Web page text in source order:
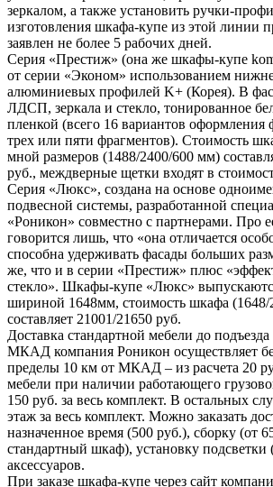
зеркалом, а также установить ручки-
изготовления шкафа-купе из этой линии
заявлен не более 5 рабочих дней.
Серия «Престиж» (она же шкафы-купе
от серии «Эконом» использованием
алюминиевых профилей K+ (Корея). В
ЛДСП, зеркала и стекло, тонированное
пленкой (всего 16 вариантов оформления
трех или пяти фрагментов). Стоимость
мной размеров (1488/2400/600 мм)
руб., междверные щетки входят в
Серия «Люкс», создана на основе
подвесной системы, разработанной
«Роникон» совместно с партнерами. Про
говорится лишь, что «она отличается
способна удерживать фасады больших
же, что и в серии «Престиж» плюс
стекло». Шкафы-купе «Люкс»
шириной 1648мм, стоимость шкафа
составляет 21001/21650 руб.
Доставка стандартной мебели до
МКАД компания Роникон осуществляет
пределы 10 км от МКАД – из расчета 20
мебели при наличии работающего
150 руб. за весь комплект. В остальных
этаж за весь комплект. Можно заказать
назначенное время (500 руб.), сборку (от
стандартный шкаф), установку
аксессуаров.
При заказе шкафа-купе через сайт